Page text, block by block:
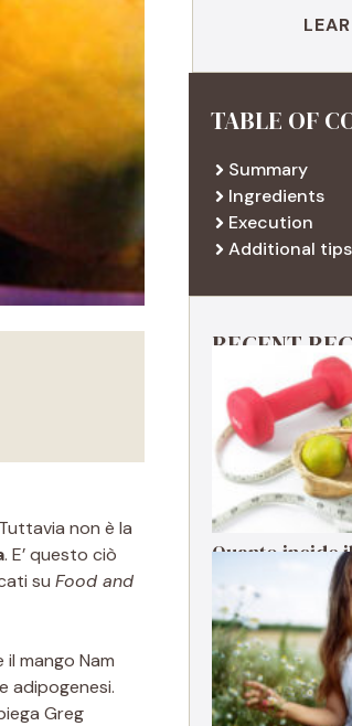
non è la
. E’ questo ciò
su Food and
mango Nam
adipogenesi.
Greg
TABLE OF
Summary
Ingredients
Execution
Additional tips
RECENT
Quanto incide
sistema